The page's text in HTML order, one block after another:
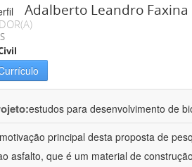
Adalberto Leandro Faxina
estudos para desenvolvimento de
principal desta proposta de
asfalto, que é um material de